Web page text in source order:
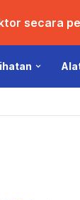
secara